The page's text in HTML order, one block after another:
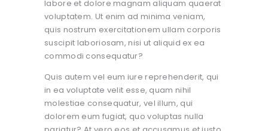
labore et dolore magnam aliquam quaerat
voluptatem. Ut enim ad minima veniam,
quis nostrum exercitationem ullam corporis
suscipit laboriosam, nisi ut aliquid ex ea
commodi consequatur?
Quis autem vel eum iure reprehenderit, qui
in ea voluptate velit esse, quam nihil
molestiae consequatur, vel illum, qui
dolorem eum fugiat, quo voluptas nulla